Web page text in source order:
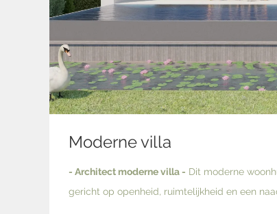
Moderne villa
- Architect moderne villa - Dit moderne
gericht op openheid, ruimtelijkheid en een